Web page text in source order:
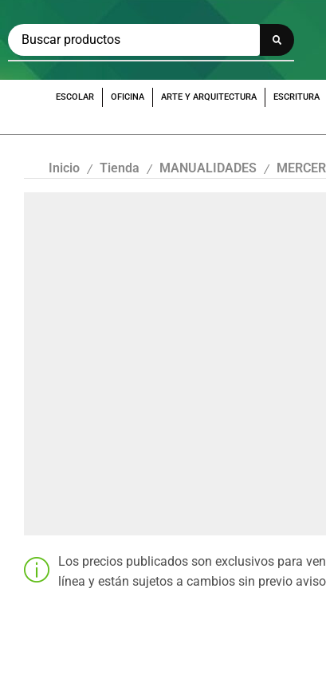
ESCOLAR OFICINA ARTE Y ARQUITECTURA ESCRITURA
Inicio / Tienda / MANUALIDADES /
Los precios publicados son exclusivos para
línea y están sujetos a cambios sin previo